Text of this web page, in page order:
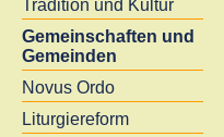
Tradition und Kultur
Gemeinschaften und
Gemeinden
Novus Ordo
Liturgiereform